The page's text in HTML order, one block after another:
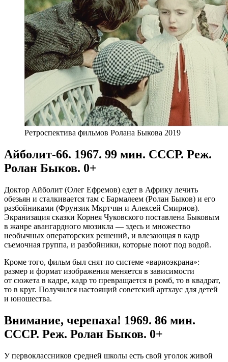
Ретроспектива фильмов Ролана Быкова 2019
Айболит-66. 1967. 99 мин. СССР. Реж.
Ролан Быков. 0+
Доктор Айболит (Олег Ефремов) едет в Африку лечить
обезьян и сталкивается там с Бармалеем (Ролан Быков) и его
разбойниками (Фрунзик Мкртчян и Алексей Смирнов).
Экранизация сказки Корнея Чуковского поставлена Быковым
в жанре авангардного мюзикла — здесь и множество
необычных операторских решений, и влезающая в кадр
съемочная группа, и разбойники, которые поют под водой.
Кроме того, фильм был снят по системе «вариоэкрана»:
размер и формат изображения меняется в зависимости
от сюжета в кадре, кадр то превращается в ромб, то в квадрат,
то в круг. Получился настоящий советский артхаус для детей
и юношества.
Внимание, черепаха! 1969. 86 мин.
СССР. Реж. Ролан Быков. 0+
У первоклассников средней школы есть свой уголок живой